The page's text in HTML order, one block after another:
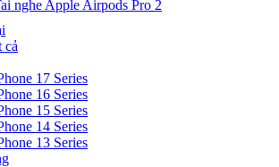
nghe Apple Airpods Pro 2
cả
17 Series
16 Series
15 Series
14 Series
13 Series